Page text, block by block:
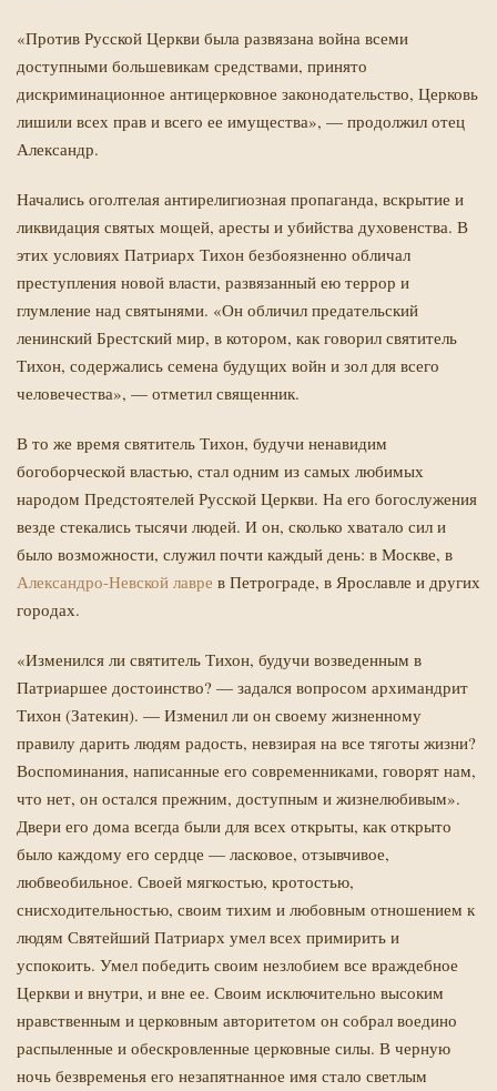
«Против Русской Церкви была развязана война всеми
доступными большевикам средствами, принято
дискриминационное антицерковное законодательство, Церковь
лишили всех прав и всего ее имущества», — продолжил отец
Александр.
Начались оголтелая антирелигиозная пропаганда, вскрытие и
ликвидация святых мощей, аресты и убийства духовенства. В
этих условиях Патриарх Тихон безбоязненно обличал
преступления новой власти, развязанный ею террор и
глумление над святынями. «Он обличил предательский
ленинский Брестский мир, в котором, как говорил святитель
Тихон, содержались семена будущих войн и зол для всего
человечества», — отметил священник.
В то же время святитель Тихон, будучи ненавидим
богоборческой властью, стал одним из самых любимых
народом Предстоятелей Русской Церкви. На его богослужения
везде стекались тысячи людей. И он, сколько хватало сил и
было возможности, служил почти каждый день: в Москве, в
Александро-Невской лавре в Петрограде, в Ярославле и других
городах.
«Изменился ли святитель Тихон, будучи возведенным в
Патриаршее достоинство? — задался вопросом архимандрит
Тихон (Затекин). — Изменил ли он своему жизненному
правилу дарить людям радость, невзирая на все тяготы жизни?
Воспоминания, написанные его современниками, говорят нам,
что нет, он остался прежним, доступным и жизнелюбивым».
Двери его дома всегда были для всех открыты, как открыто
было каждому его сердце — ласковое, отзывчивое,
любвеобильное. Своей мягкостью, кротостью,
снисходительностью, своим тихим и любовным отношением к
людям Святейший Патриарх умел всех примирить и
успокоить. Умел победить своим незлобием все враждебное
Церкви и внутри, и вне ее. Своим исключительно высоким
нравственным и церковным авторитетом он собрал воедино
распыленные и обескровленные церковные силы. В черную
ночь безвременья его незапятнанное имя стало светлым